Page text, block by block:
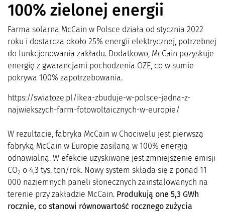
100% zielonej energii
Farma solarna McCain w Polsce działa od stycznia 2022
roku i dostarcza około 25% energii elektrycznej, potrzebnej
do funkcjonowania zakładu. Dodatkowo, McCain pozyskuje
energię z gwarancjami pochodzenia OZE, co w sumie
pokrywa 100% zapotrzebowania.
https://swiatoze.pl/ikea-zbuduje-w-polsce-jedna-z-
najwiekszych-farm-fotowoltaicznych-w-europie/
W rezultacie, fabryka McCain w Chociwelu jest pierwszą
fabryką McCain w Europie zasilaną w 100% energią
odnawialną. W efekcie uzyskiwane jest zmniejszenie emisji
CO2 o 4,3 tys. ton/rok. Nowy system składa się z ponad 11
000 naziemnych paneli słonecznych zainstalowanych na
terenie przy zakładzie McCain. Produkują one 5,3 GWh
rocznie, co stanowi równowartość rocznego zużycia